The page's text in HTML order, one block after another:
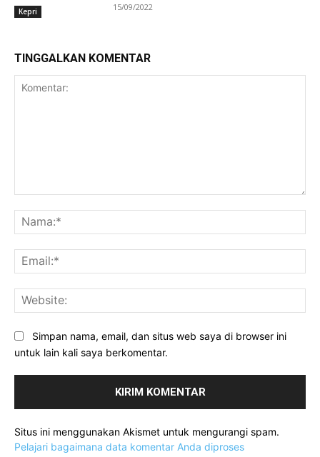
Kepri 15/09/2022
TINGGALKAN KOMENTAR
Simpan nama, email, dan situs web saya di browser ini
untuk lain kali saya berkomentar.
Situs ini menggunakan Akismet untuk mengurangi spam.
Pelajari bagaimana data komentar Anda diproses